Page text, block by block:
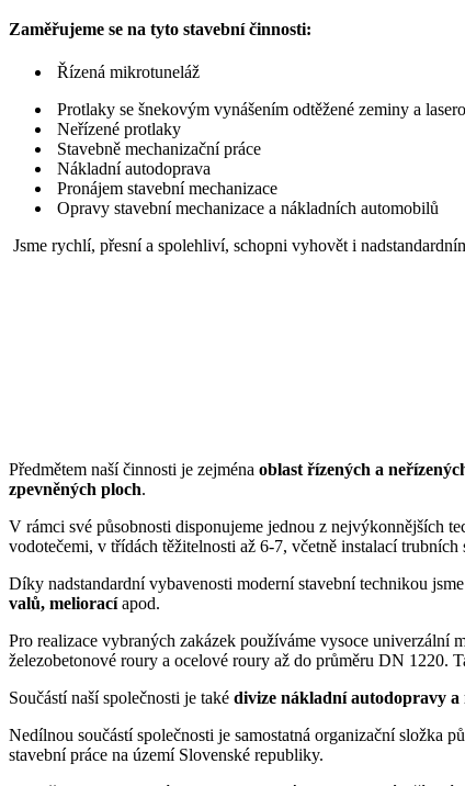
Zaměřujeme se na tyto stavební činnosti:
Řízená mikrotuneláž
Protlaky se šnekovým vynášením odtěžené zeminy a
Neřízené protlaky
Stavebně mechanizační práce
Nákladní autodoprava
Pronájem stavební mechanizace
Opravy stavební mechanizace a nákladních automobilů
Jsme rychlí, přesní a spolehliví, schopni vyhovět i
Předmětem naší činnosti je zejména oblast řízených a
zpevněných ploch.
V rámci své působnosti disponujeme jednou z nejvýkonnějších
vodotečemi, v třídách těžitelnosti až 6-7, včetně instalací
Díky nadstandardní vybavenosti moderní stavební technikou
valů, melioracíapod.
Pro realizace vybraných zakázek používáme vysoce univerzální
železobetonové roury a ocelové roury až do průměru DN 1220.
Součástí naší společnosti je také divize nákladní autodopravy a
Nedílnou součástí společnosti je samostatná organizační složka
stavební práce na území Slovenské republiky.